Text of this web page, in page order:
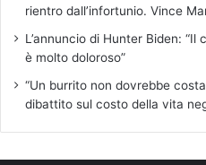
rientro dall’infortunio. Vince
L’annuncio di Hunter Biden:
è molto doloroso”
“Un burrito non dovrebbe
dibattito sul costo della vita